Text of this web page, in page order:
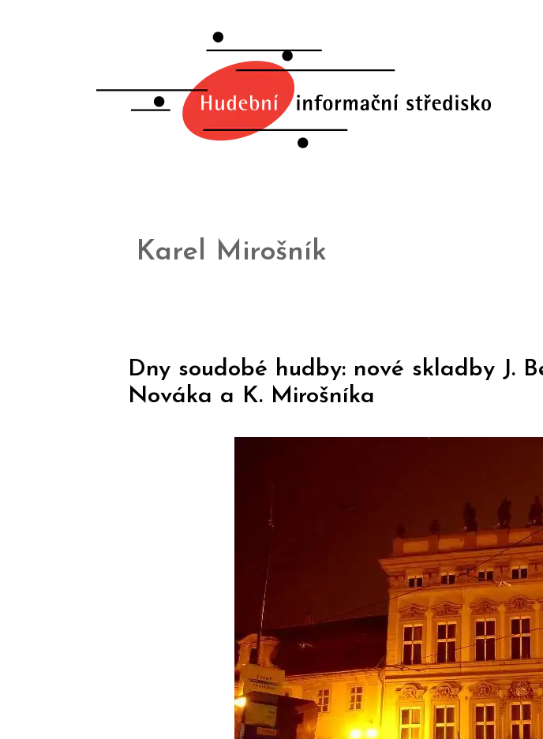
Karel Mirošník
Dny soudobé hudby: nové skladby J.
Nováka a K. Mirošníka